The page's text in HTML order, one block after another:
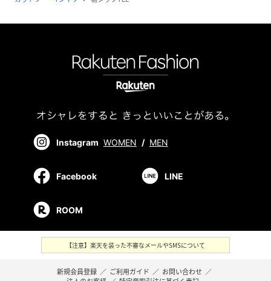
Instagram WOMEN / MEN
Facebook LINE
ROOM
【注意】楽天を装った不審なメールやSMSについて
新規会員登録 ／ ご利用ガイド ／ お問い合わせ ／